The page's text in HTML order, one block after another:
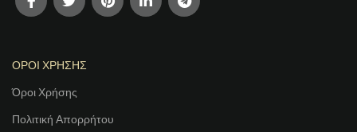
ΟΡΟΙ ΧΡΗΣΗΣ
Όροι Χρήσης
Πολιτική Απορρήτου